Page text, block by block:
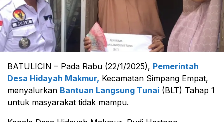
BATULICIN – Pada Rabu (22/1/2025), Pemerintah
Desa Hidayah Makmur, Kecamatan Simpang Empat,
menyalurkan Bantuan Langsung Tunai (BLT) Tahap 1
untuk masyarakat tidak mampu.